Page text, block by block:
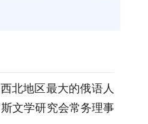
北地区最大的俄语人
文学研究会常务理事